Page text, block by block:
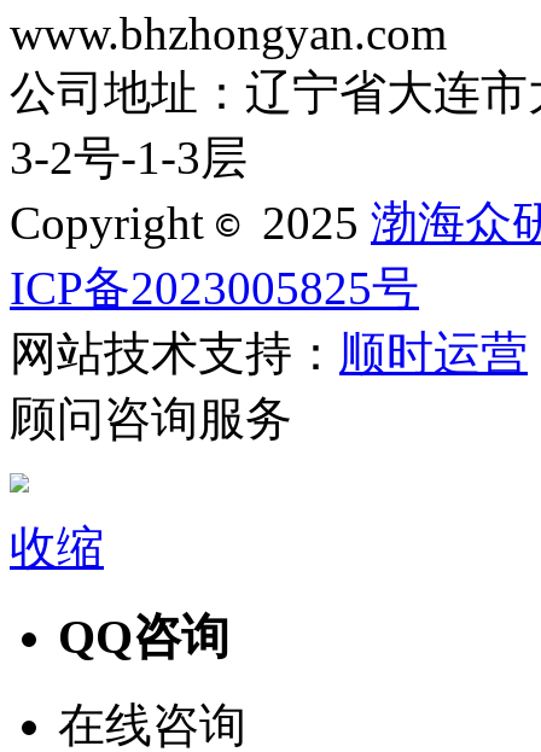
www.bhzhongyan.com
公司地址：辽宁省大连
3-2号-1-3层
Copyright © 2025 渤海众
ICP备2023005825号
网站技术支持： 顺时运营
顾问咨询服务
收缩
QQ咨询
在线咨询